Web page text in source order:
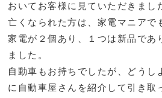
おいてお客様に見ていただきまし
亡くなられた方は、家電マニアで
家電が２個あり、１つは新品であ
ました。
自動車もお持ちでしたが、どうし
に自動車屋さんを紹介して引き取